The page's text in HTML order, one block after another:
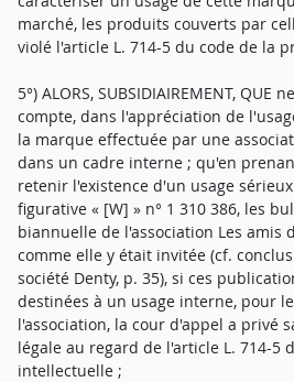
marché, les produits couverts par
violé l'article L. 714-5 du code de la
5°) ALORS, SUBSIDIAIREMENT, QUE
compte, dans l'appréciation de
la marque effectuée par une
dans un cadre interne ; qu'en
retenir l'existence d'un usage
figurative « [W] » n° 1 310 386, les
biannuelle de l'association Les amis
comme elle y était invitée (cf.
société Denty, p. 35), si ces
destinées à un usage interne, pour
l'association, la cour d'appel a privé
légale au regard de l'article L. 714-5
intellectuelle ;